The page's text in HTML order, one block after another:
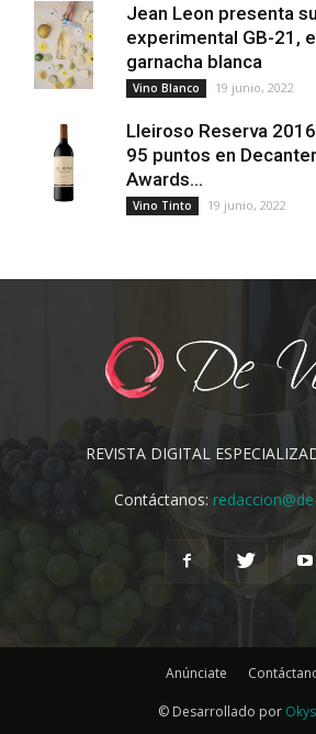
Jean Leon presenta
experimental GB-21,
garnacha blanca
Vino Blanco 19 junio, 2022
Lleiroso Reserva
95 puntos en
Awards...
Vino Tinto 19 junio, 2022
REVISTA DIGITAL
Contáctanos:
Anúnciate
© Desarrollado por